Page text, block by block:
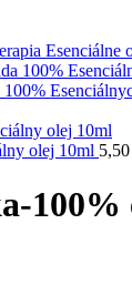
Esenciálne
olej 10ml 5,50
100%